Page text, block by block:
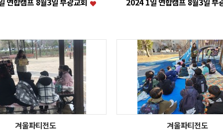
겨울파티전도
겨울파티전도